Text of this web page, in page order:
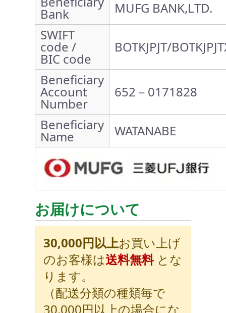
Bank
MUFG BANK,LTD.
SWIFT
code /
BIC code
BOTKJPJT/
Beneficiary
Account
Number
652－0171828
Beneficiary
Name WATANABE
お届けについて
30,000円以上お買い上げ
のお客様は送料無料とな
ります。
（配送分類の種類毎で
30,000円以上の場合にな